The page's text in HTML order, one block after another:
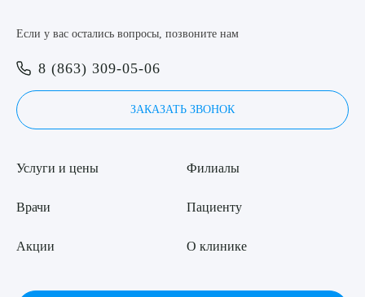
Если у вас остались вопросы, позвоните нам
8 (863) 309-05-06
ЗАКАЗАТЬ ЗВОНОК
Услуги и цены
Врачи
Акции
Филиалы
Пациенту
О клинике